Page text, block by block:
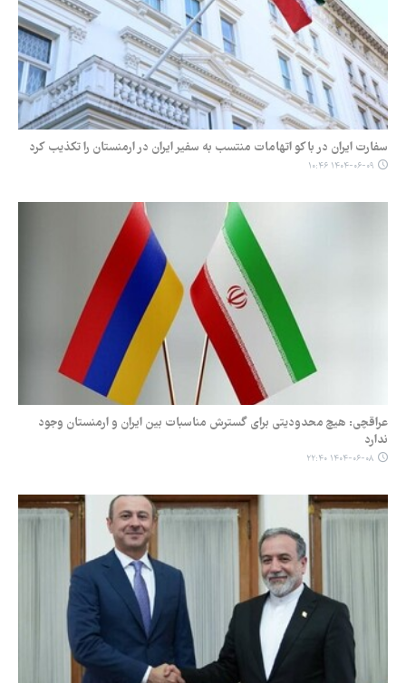
سفارت ایران در باکو اتهامات منتسب به سفیر ایران در ارمنستان را تکذیب کرد
۱۴۰۴-۰۶-۰۹ ۱۰:۴۶
عراقچی: هیچ محدودیتی برای گسترش مناسبات بین ایران و ارمنستان وجود
ندارد
۱۴۰۴-۰۶-۰۸ ۲۲:۴۰